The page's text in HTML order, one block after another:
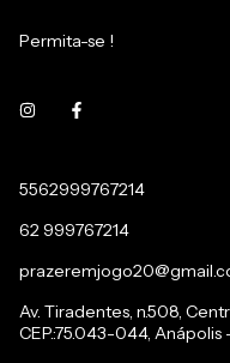
Permita-se !
5562999767214
62 999767214
Av. Tiradentes, n.508,
CEP.:75.043-044, Anápolis